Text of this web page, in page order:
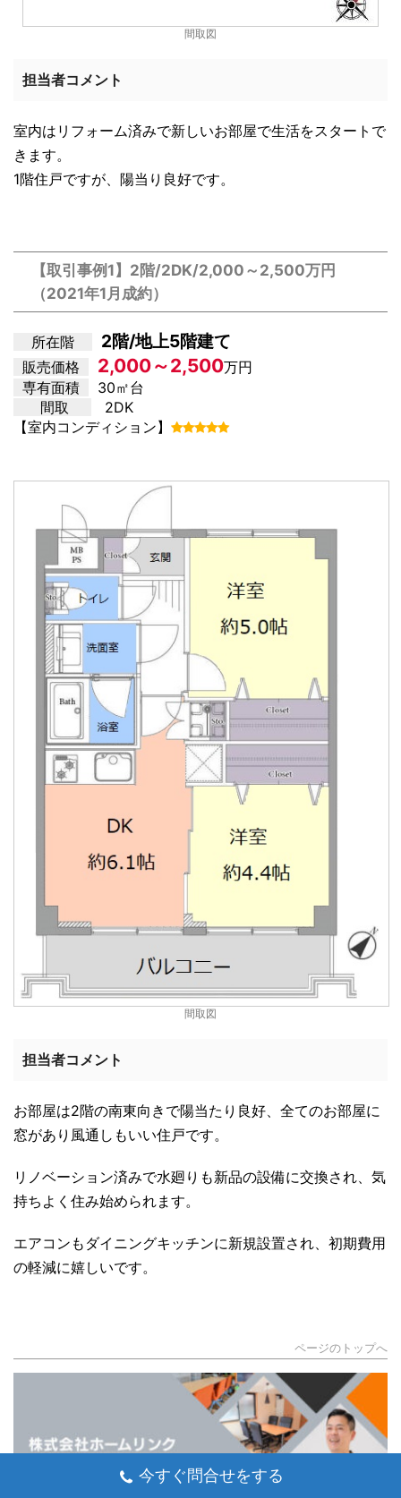
間取図
担当者コメント
室内はリフォーム済みで新しいお部屋で生活をスタートで
きます。
1階住戸ですが、陽当り良好です。
【取引事例1】2階/2DK/2,000～2,500万円
（2021年1月成約）
所在階 2階/地上5階建て
販売価格 2,000～2,500万円
専有面積
30㎡台
間取
2DK
【室内コンディション】
間取図
担当者コメント
お部屋は2階の南東向きで陽当たり良好、全てのお部屋に
窓があり風通しもいい住戸です。
リノベーション済みで水廻りも新品の設備に交換され、気
持ちよく住み始められます。
エアコンもダイニングキッチンに新規設置され、初期費用
の軽減に嬉しいです。
ページのトップへ
今すぐ問合せをする